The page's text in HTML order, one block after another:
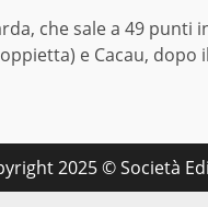
che sale a 49 punti
e Cacau, dopo
2025 © Società